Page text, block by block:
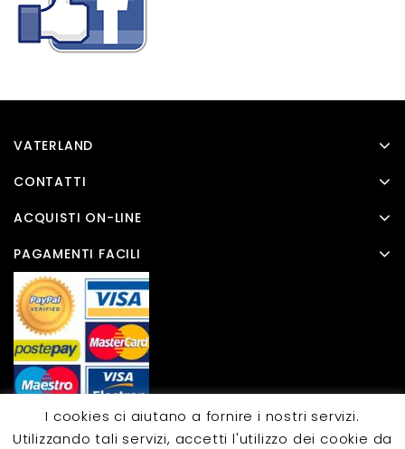
VATERLAND
CONTATTI
ACQUISTI ON-LINE
PAGAMENTI FACILI
I cookies ci aiutano a fornire i nostri servizi.
Utilizzando tali servizi, accetti l'utilizzo dei cookie da